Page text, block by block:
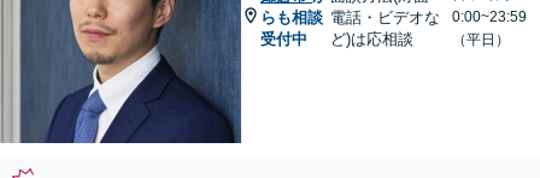
らも相談
受付中
電話・ビデオな
ど)は応相談
0:00~23:59
（平日）